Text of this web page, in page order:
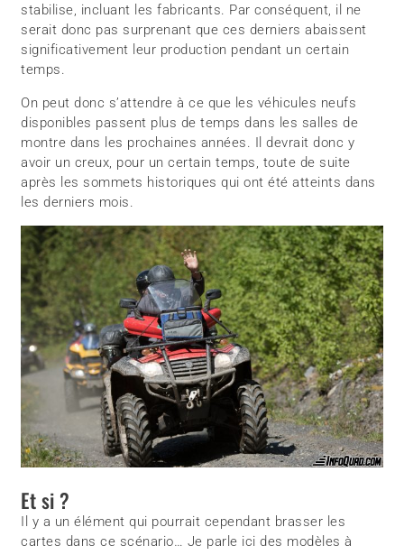
stabilise, incluant les fabricants. Par conséquent, il ne
serait donc pas surprenant que ces derniers abaissent
significativement leur production pendant un certain
temps.
On peut donc s’attendre à ce que les véhicules neufs
disponibles passent plus de temps dans les salles de
montre dans les prochaines années. Il devrait donc y
avoir un creux, pour un certain temps, toute de suite
après les sommets historiques qui ont été atteints dans
les derniers mois.
Et si ?
Il y a un élément qui pourrait cependant brasser les
cartes dans ce scénario… Je parle ici des modèles à